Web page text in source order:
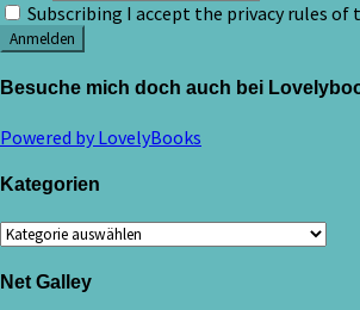
Subscribing I accept the privacy rules of
Besuche mich doch auch bei
Powered by LovelyBooks
Kategorien
Kategorien
Net Galley